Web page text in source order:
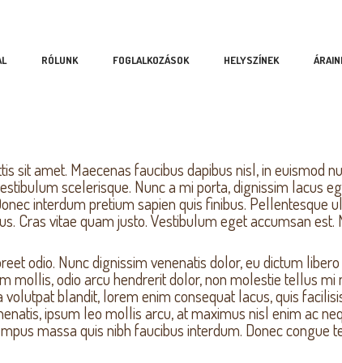
RÓLUNK FOGLALKOZÁSOK HELYSZÍNEK
Your Kids
School
sit amet. Maecenas faucibus dapibus nisl, in euismod
scelerisque. Nunc a mi porta, dignissim lacus
interdum pretium sapien quis finibus. Pellentesque
Cras vitae quam justo. Vestibulum eget accumsan est.
odio. Nunc dignissim venenatis dolor, eu dictum
mollis, odio arcu hendrerit dolor, non molestie tellus
blandit, lorem enim consequat lacus, quis
ipsum leo mollis arcu, at maximus nisl enim ac
massa quis nibh faucibus interdum. Donec congue